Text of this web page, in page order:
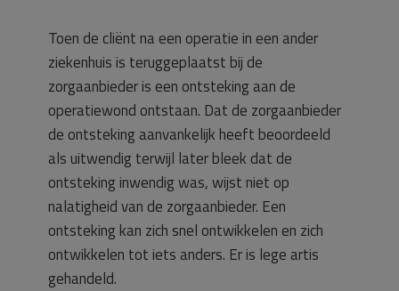
Toen de cliënt na een operatie in een ander
ziekenhuis is teruggeplaatst bij de
zorgaanbieder is een ontsteking aan de
operatiewond ontstaan. Dat de zorgaanbieder
de ontsteking aanvankelijk heeft beoordeeld
als uitwendig terwijl later bleek dat de
ontsteking inwendig was, wijst niet op
nalatigheid van de zorgaanbieder. Een
ontsteking kan zich snel ontwikkelen en zich
ontwikkelen tot iets anders. Er is lege artis
gehandeld.